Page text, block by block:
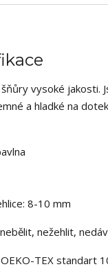
vysoké jakosti.
a hladké na
8-10 mm
nežehlit,
TEX standart